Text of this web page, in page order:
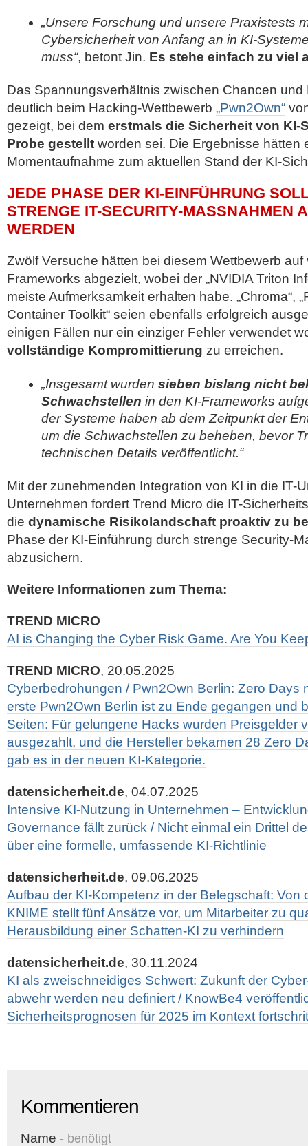
„Unsere Forschung und unsere Praxistests
Cybersicherheit von Anfang an in KI-
muss“, betont Jin. Es stehe einfach zu viel
Das Spannungsverhältnis zwischen Chancen und
deutlich beim Hacking-Wettbewerb „Pwn2Own“
gezeigt, bei dem erstmals die Sicherheit von KI-
Probe gestellt worden sei. Die Ergebnisse hätten
Momentaufnahme zum aktuellen Stand der KI-
JEDE PHASE DER KI-EINFÜHRUNG
STRENGE IT-SECURITY-MASSNAHMEN
ERDEN
Zwölf Versuche hätten bei diesem Wettbewerb auf
Frameworks abgezielt, wobei der „NVIDIA Triton
meiste Aufmerksamkeit erhalten habe. „Chroma“,
Container Toolkit“ seien ebenfalls erfolgreich
einigen Fällen nur ein einziger Fehler verwendet
vollständige Kompromittierung zu erreichen.
„Insgesamt wurden sieben bislang nicht
Schwachstellen in den KI-Frameworks
der Systeme haben ab dem Zeitpunkt der
um die Schwachstellen zu beheben, bevor
technischen Details veröffentlicht.“
Mit der zunehmenden Integration von KI in die IT-
Unternehmen fordert Trend Micro die IT-
die dynamische Risikolandschaft proaktiv zu
Phase der KI-Einführung durch strenge Security-
abzusichern.
Weitere Informationen zum Thema:
TREND MICRO
AI is Changing the Cyber Risk Game. Are You
TREND MICRO, 20.05.2025
Cyberbedrohungen / Pwn2Own Berlin: Zero Days
erste Pwn2Own Berlin ist zu Ende gegangen und
Seiten: Für gelungene Hacks wurden Preisgelder
ausgezahlt, und die Hersteller bekamen 28 Zero
gab es in der neuen KI-Kategorie.
datensicherheit.de, 04.07.2025
Intensive KI-Nutzung in Unternehmen –
Governance fällt zurück / Nicht einmal ein Drittel
über eine formelle, umfassende KI-Richtlinie
datensicherheit.de, 09.06.2025
Aufbau der KI-Kompetenz in der Belegschaft: Von
KNIME stellt fünf Ansätze vor, um Mitarbeiter zu
Herausbildung einer Schatten-KI zu verhindern
datensicherheit.de, 30.11.2024
KI als zweischneidiges Schwert: Zukunft der
abwehr werden neu definiert / KnowBe4
Sicherheitsprognosen für 2025 im Kontext
Kommentieren
Name - benötigt